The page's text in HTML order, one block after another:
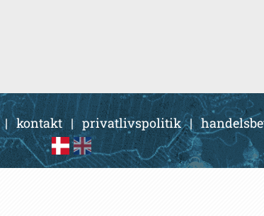
|kontakt| privatlivspolitik|